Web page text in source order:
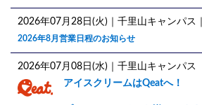
2026年07月28日(火)｜千里山キャンパス
2026年8月営業日程のお知らせ
2026年07月08日(水)｜千里山キャンパス
アイスクリームはQeatへ！